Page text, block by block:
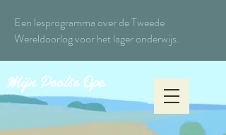
Mijn Poolse Opa
Een lesprogramma over de Tweede
Wereldoorlog voor het lager onderwijs.